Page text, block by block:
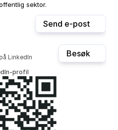
sektor.
Send e-post
LinkedIn
Besøk
profil